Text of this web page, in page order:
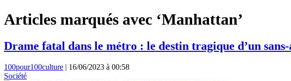
Articles marqués avec ‘Manhattan’
Drame fatal dans le métro : le destin tragique d’un
100pour100culture | 16/06/2023 à 00:58
Société